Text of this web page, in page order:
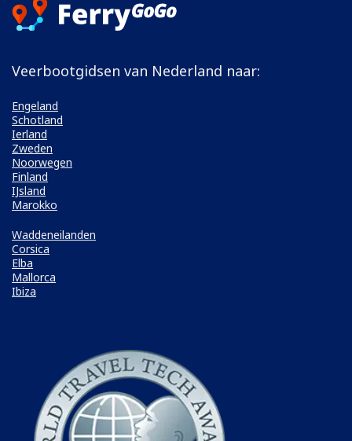
Veerbootgidsen van Nederland naar:
Engeland
Schotland
Ierland
Zweden
Noorwegen
Finland
IJsland
Marokko
Waddeneilanden
Corsica
Elba
Mallorca
Ibiza